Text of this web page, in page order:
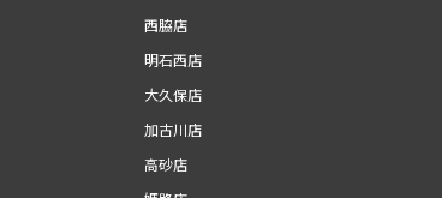
西脇店
明石西店
大久保店
加古川店
高砂店